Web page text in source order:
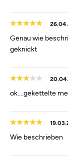
Genau wie
geknickt
ok....gekettelte
Wie beschrieben